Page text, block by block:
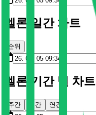
멜론 일간 차트
순위
멜론 기간 별 차트
주간 월간 연간